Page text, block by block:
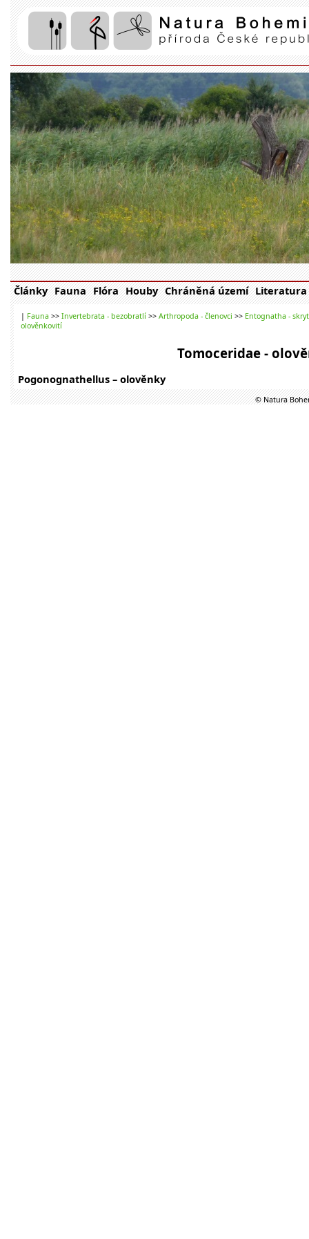
Články Fauna Flóra Houby Chráněná území Literatura
| Fauna >> Invertebrata - bezobratlí >> Arthropoda - členovci >> Entognatha -
olověnkovití
Tomoceridae -
Pogonognathellus – olověnky
© Natura